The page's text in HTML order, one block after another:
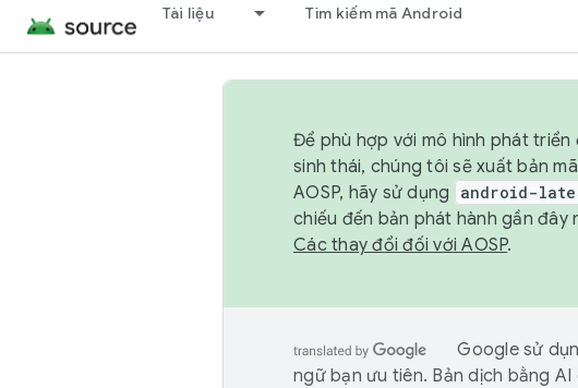
Tài liệu Tìm kiếm mã Android
Để phù hợp với mô hình phát triển
sinh thái, chúng tôi sẽ xuất bản
AOSP, hãy sử dụng
android-
chiếu đến bản phát hành gần đây
Các thay đổi đối với AOSP.
Google sử
ngữ bạn ưu tiên. Bản dịch bằng